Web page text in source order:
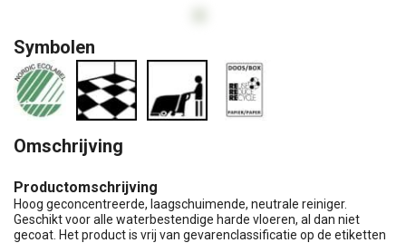
Symbolen
Omschrijving
Productomschrijving
Hoog geconcentreerde, laagschuimende, neutrale reiniger.
Geschikt voor alle waterbestendige harde vloeren, al dan niet
gecoat. Het product is vrij van gevarenclassificatie op de etiketten